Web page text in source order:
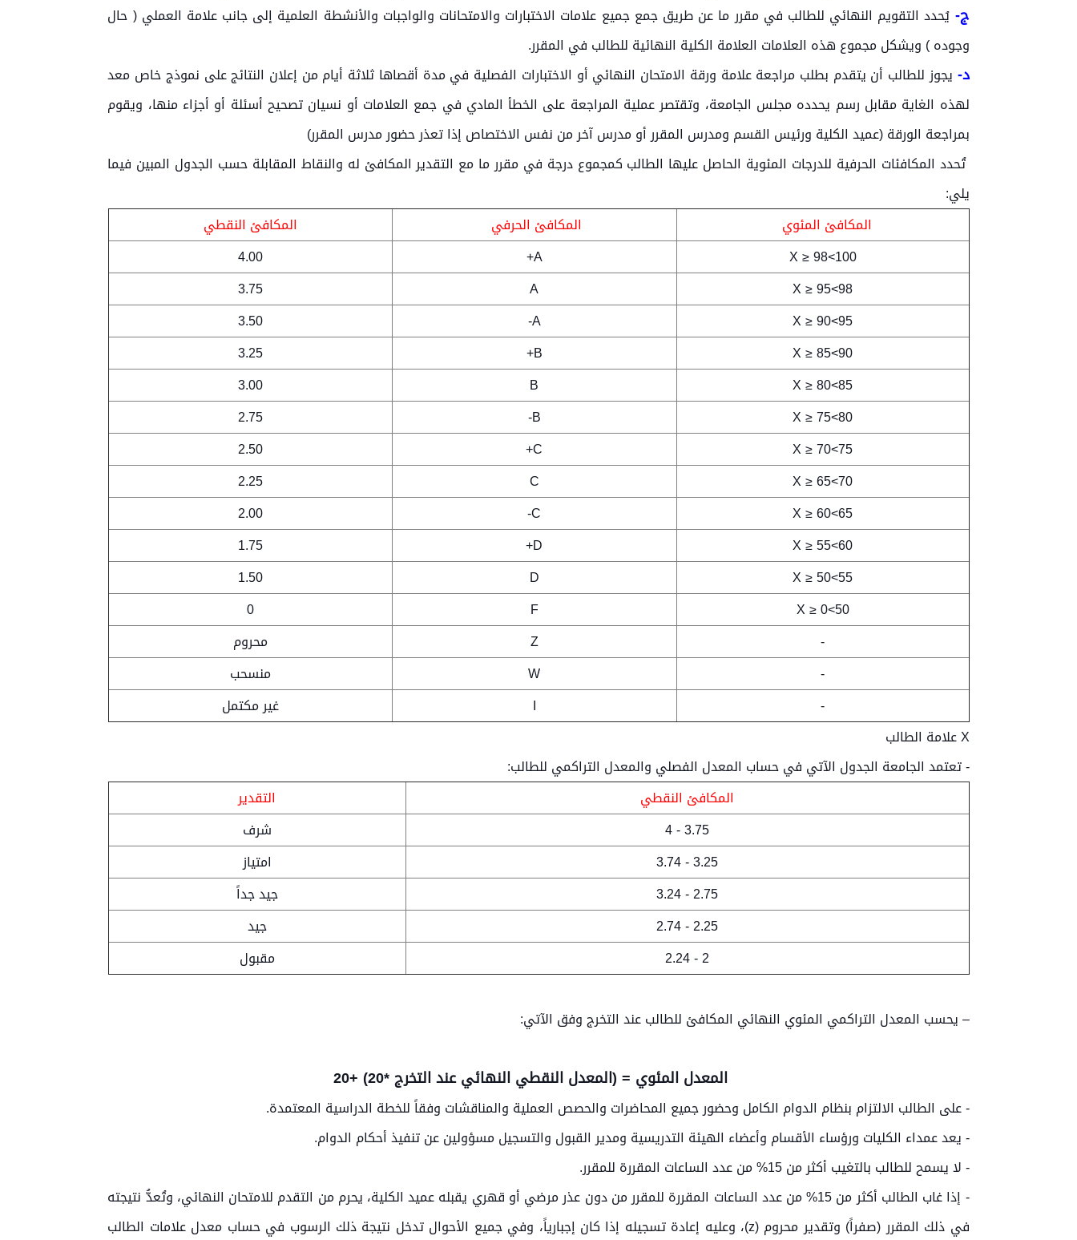
ج- يُحدد التقويم النهائي للطالب في مقرر ما عن طريق جمع جميع علامات الاختبارات والامتحانات والواجبات والأنشطة العلمية إلى جانب علامة العملي ( حال
وجوده ) ويشكل مجموع هذه العلامات العلامة الكلية النهائية للطالب في المقرر.
د- يجوز للطالب أن يتقدم بطلب مراجعة علامة ورقة الامتحان النهائي أو الاختبارات الفصلية في مدة أقصاها ثلاثة أيام من إعلان النتائج على نموذج خاص معد
لهذه الغاية مقابل رسم يحدده مجلس الجامعة، وتقتصر عملية المراجعة على الخطأ المادي في جمع العلامات أو نسيان تصحيح أسئلة أو أجزاء منها، ويقوم
بمراجعة الورقة (عميد الكلية ورئيس القسم ومدرس المقرر أو مدرس آخر من نفس الاختصاص إذا تعذر حضور مدرس المقرر)
تُحدد المكافئات الحرفية للدرجات المئوية الحاصل عليها الطالب كمجموع درجة في مقرر ما مع التقدير المكافئ له والنقاط المقابلة حسب الجدول المبين فيما
يلي:
المكافئ المئوي
المكافئ الحرفي المكافئ النقطي
100>X ≥ 98
A+
4.00
98>X ≥ 95
A
3.75
95>X ≥ 90
A-
3.50
90>X ≥ 85
B+
3.25
85>X ≥ 80
B
3.00
80>X ≥ 75
B-
2.75
75>X ≥ 70
C+
2.50
70>X ≥ 65
C
2.25
65>X ≥ 60
C-
2.00
60>X ≥ 55
D+
1.75
55>X ≥ 50
D
1.50
50>X ≥ 0
F
0
-
Z
محروم
-
W
منسحب
-
I
غير مكتمل
X علامة الطالب
- تعتمد الجامعة الجدول الآتي في حساب المعدل الفصلي والمعدل التراكمي للطالب:
المكافئ النقطي
التقدير
3.75 - 4
شرف
3.25 - 3.74
امتياز
2.75 - 3.24
جيد جداً
2.25 - 2.74
جيد
2 - 2.24
مقبول
– يحسب المعدل التراكمي المئوي النهائي المكافئ للطالب عند التخرج وفق الآتي:
المعدل المئوي = (المعدل النقطي النهائي عند التخرج *20) +20
- على الطالب الالتزام بنظام الدوام الكامل وحضور جميع المحاضرات والحصص العملية والمناقشات وفقاً للخطة الدراسية المعتمدة.
- يعد عمداء الكليات ورؤساء الأقسام وأعضاء الهيئة التدريسية ومدير القبول والتسجيل مسؤولين عن تنفيذ أحكام الدوام.
- لا يسمح للطالب بالتغيب أكثر من 15% من عدد الساعات المقررة للمقرر.
- إذا غاب الطالب أكثر من 15% من عدد الساعات المقررة للمقرر من دون عذر مرضي أو قهري يقبله عميد الكلية، يحرم من التقدم للامتحان النهائي، وتُعدُّ نتيجته
في ذلك المقرر (صفراً) وتقدير محروم (z)، وعليه إعادة تسجيله إذا كان إجبارياً، وفي جميع الأحوال تدخل نتيجة ذلك الرسوب في حساب معدل علامات الطالب